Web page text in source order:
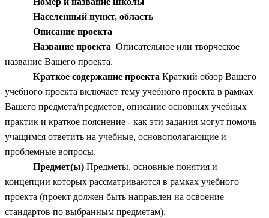
Населенный пункт, область
Описание проекта
Название проекта Описательное или творческое
название Вашего проекта.
Краткое содержание проектаКраткий обзор Вашего
учебного проекта включает тему учебного проекта в рамках
Вашего предмета/предметов, описание основных учебных
практик и краткое пояснение - как эти задания могут помочь
учащимся ответить на учебные, основополагающие и
проблемные вопросы.
Предмет(ы)Предметы, основные понятия и
концепции которых рассматриваются в рамках учебного
проекта (проект должен быть направлен на освоение
стандартов по выбранным предметам).